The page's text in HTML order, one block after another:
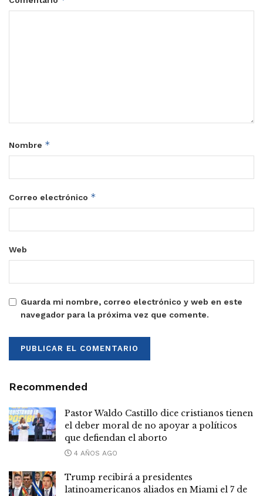
Nombre *
Correo electrónico *
Web
Guarda mi nombre, correo electrónico y web en este
navegador para la próxima vez que comente.
Recommended
Pastor Waldo Castillo dice cristianos tienen
el deber moral de no apoyar a políticos
que defiendan el aborto
4 AÑOS AGO
Trump recibirá a presidentes
latinoamericanos aliados en Miami el 7 de